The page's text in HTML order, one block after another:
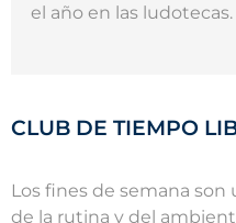
el año en las ludotecas.
CLUB DE TIEMPO
Los fines de semana
de la rutina y del